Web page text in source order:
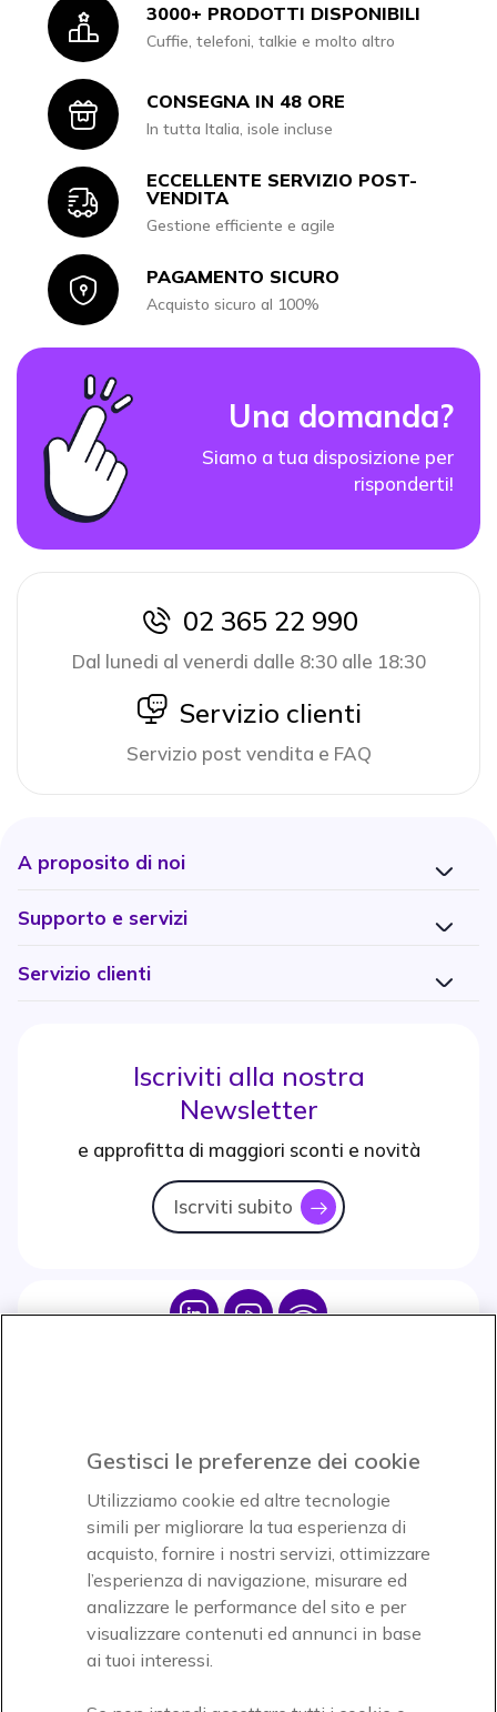
Icon3000+ PRODOTTI DISPONIBILI
Cuffie, telefoni, talkie e molto altro
IconCONSEGNA IN 48 ORE
In tutta Italia, isole incluse
Icon
ECCELLENTE SERVIZIO POST-
VENDITA
Gestione efficiente e agile
IconPAGAMENTO SICURO
Acquisto sicuro al 100%
Una domanda?
Siamo a tua disposizione per
risponderti!
icon
02 365 22 990
Dal lunedi al venerdi dalle 8:30 alle 18:30
icon
Servizio clienti
Servizio post vendita e FAQ
A proposito di noi
Supporto e servizi
Servizio clienti
Iscriviti alla nostra
Newsletter
e approfitta di maggiori sconti e novità
Iscrviti subito icon
Icon IconIcon
Accettiamo
Onedirect, azienda del gruppo INCEPT
Gestisci le preferenze dei cookie
Utilizziamo cookie ed altre tecnologie
simili per migliorare la tua esperienza di
acquisto, fornire i nostri servizi, ottimizzare
l’esperienza di navigazione, misurare ed
analizzare le performance del sito e per
visualizzare contenuti ed annunci in base
ai tuoi interessi.